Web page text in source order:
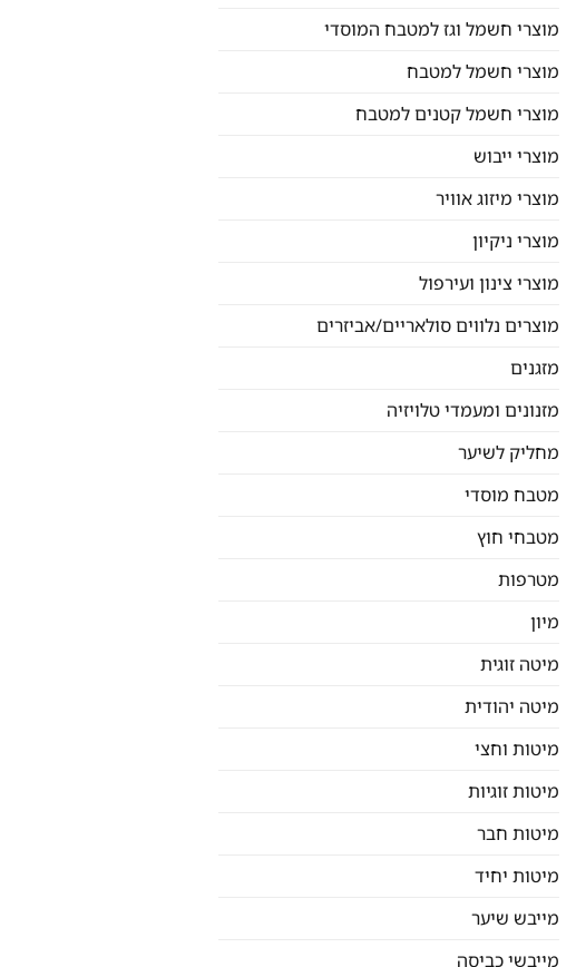
מוצרי חשמל וגז למטבח המוסדי
מוצרי חשמל למטבח
מוצרי חשמל קטנים למטבח
מוצרי ייבוש
מוצרי מיזוג אוויר
מוצרי ניקיון
מוצרי צינון ועירפול
מוצרים נלווים סולאריים/אביזרים
מזגנים
מזנונים ומעמדי טלויזיה
מחליק לשיער
מטבח מוסדי
מטבחי חוץ
מטרפות
מיון
מיטה זוגית
מיטה יהודית
מיטות וחצי
מיטות זוגיות
מיטות חבר
מיטות יחיד
מייבש שיער
מייבשי כביסה